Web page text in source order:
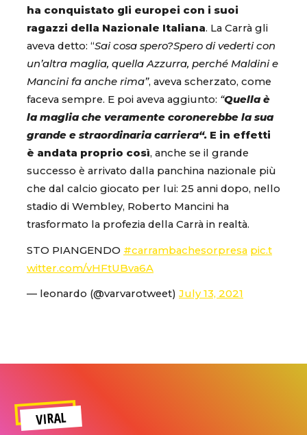
ha conquistato gli europei con i suoi
ragazzi della Nazionale Italiana. La Carrà gli
aveva detto: “Sai cosa spero?Spero di vederti con
un’altra maglia, quella Azzurra, perché Maldini e
Mancini fa anche rima”, aveva scherzato, come
faceva sempre. E poi aveva aggiunto: “Quella è
la maglia che veramente coronerebbe la sua
grande e straordinaria carriera“. E in effetti
è andata proprio così, anche se il grande
successo è arrivato dalla panchina nazionale più
che dal calcio giocato per lui: 25 anni dopo, nello
stadio di Wembley, Roberto Mancini ha
trasformato la profezia della Carrà in realtà.
STO PIANGENDO #carrambachesorpresa pic.t
witter.com/vHFtUBva6A
— leonardo (@varvarotweet) July 13, 2021
VIRAL